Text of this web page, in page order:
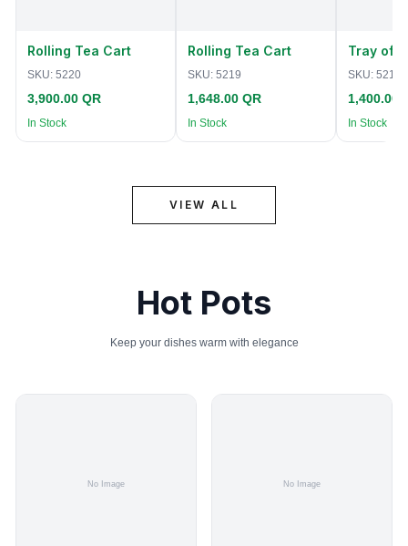
Rolling Tea Cart
SKU: 5220
3,900.00 QR
In Stock
Rolling Tea Cart
SKU: 5219
1,648.00 QR
In Stock
Tray of
SKU: 5218
1,400.00
In Stock
VIEW ALL
Hot Pots
Keep your dishes warm with elegance